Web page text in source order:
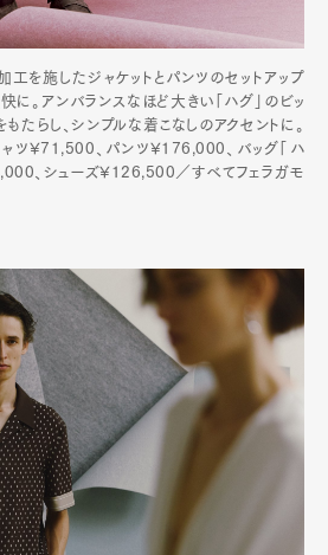
工を施したジャケットとパンツのセットアップ
に。アンバランスなほど大きい「ハグ」のビッ
たらし、シンプルな着こなしのアクセントに。
ツ¥71,500、パンツ¥176,000、バッグ「ハ
、シューズ¥126,500／すべてフェラガモ